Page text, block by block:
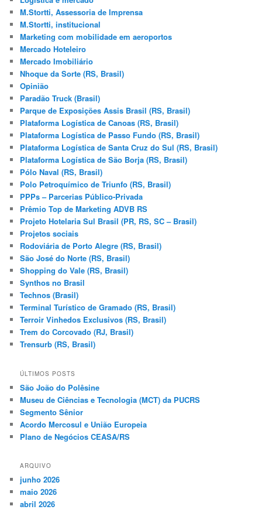
M.Stortti, Assessoria de Imprensa
M.Stortti, institucional
Marketing com mobilidade em aeroportos
Mercado Hoteleiro
Mercado Imobiliário
Nhoque da Sorte (RS, Brasil)
Opinião
Paradão Truck (Brasil)
Parque de Exposições Assis Brasil (RS, Brasil)
Plataforma Logística de Canoas (RS, Brasil)
Plataforma Logística de Passo Fundo (RS, Brasil)
Plataforma Logística de Santa Cruz do Sul (RS, Brasil)
Plataforma Logística de São Borja (RS, Brasil)
Pólo Naval (RS, Brasil)
Polo Petroquímico de Triunfo (RS, Brasil)
PPPs – Parcerias Público-Privada
Prêmio Top de Marketing ADVB RS
Projeto Hotelaria Sul Brasil (PR, RS, SC – Brasil)
Projetos sociais
Rodoviária de Porto Alegre (RS, Brasil)
São José do Norte (RS, Brasil)
Shopping do Vale (RS, Brasil)
Synthos no Brasil
Technos (Brasil)
Terminal Turístico de Gramado (RS, Brasil)
Terroir Vinhedos Exclusivos (RS, Brasil)
Trem do Corcovado (RJ, Brasil)
Trensurb (RS, Brasil)
ÚLTIMOS POSTS
São João do Polêsine
Museu de Ciências e Tecnologia (MCT) da PUCRS
Segmento Sênior
Acordo Mercosul e União Europeia
Plano de Negócios CEASA/RS
ARQUIVO
junho 2026
maio 2026
abril 2026